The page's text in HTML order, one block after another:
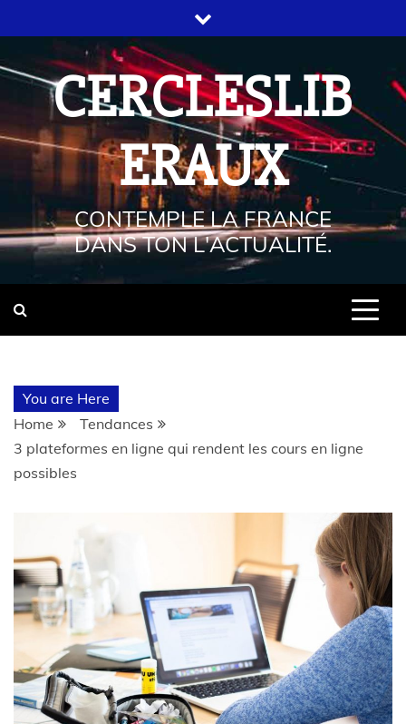
CERCLESLIB
ERAUX
CONTEMPLE LA FRANCE
DANS TON L'ACTUALITÉ.
You are Here
Home
Tendances
3 plateformes en ligne qui rendent les cours en ligne
possibles